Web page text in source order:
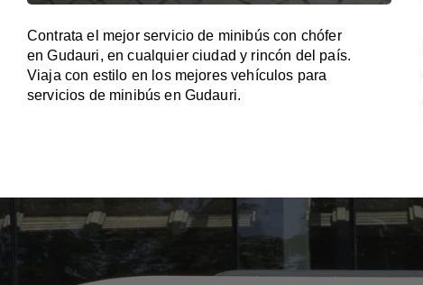
Contrata el mejor servicio de minibús con chófer
en Gudauri, en cualquier ciudad y rincón del país.
Viaja con estilo en los mejores vehículos para
servicios de minibús en Gudauri.